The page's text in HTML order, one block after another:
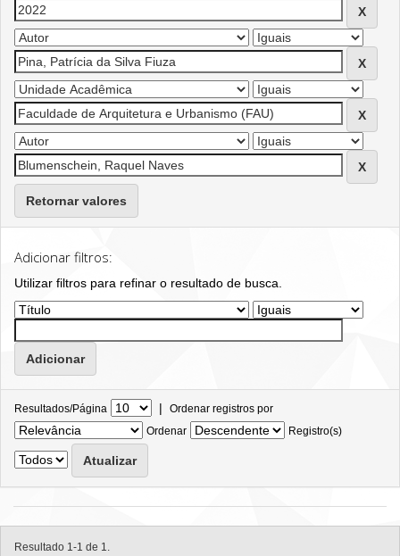
Retornar valores
Adicionar filtros:
Utilizar filtros para refinar o resultado de busca.
Resultados/Página | Ordenar registros por
Ordenar
Registro(s)
Resultado 1-1 de 1.